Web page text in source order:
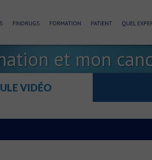
FINDRUGS FORMATION PATIENT QUEL
et mon
VIDÉO